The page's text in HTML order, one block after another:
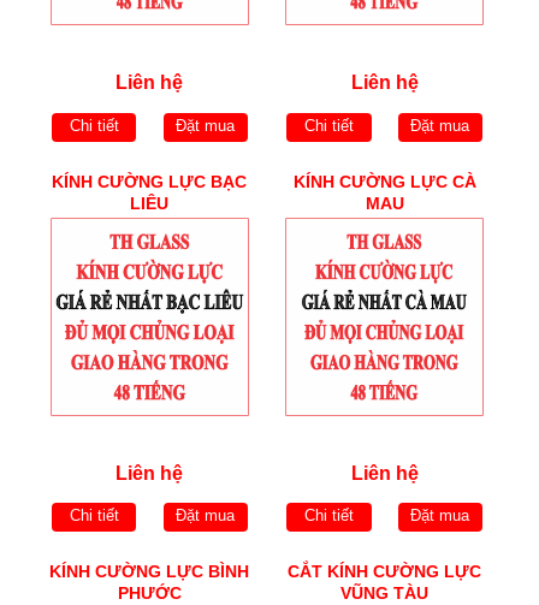
Liên hệ
Chi tiết Đặt mua
Liên hệ
Chi tiết Đặt mua
KÍNH CƯỜNG LỰC BẠC
LIÊU
Liên hệ
Chi tiết Đặt mua
KÍNH CƯỜNG LỰC CÀ
MAU
Liên hệ
Chi tiết Đặt mua
KÍNH CƯỜNG LỰC BÌNH
PHƯỚC
CẮT KÍNH CƯỜNG LỰC
VŨNG TÀU